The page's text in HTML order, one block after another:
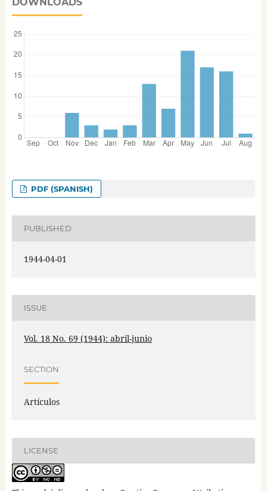
PDF (SPANISH)
PUBLISHED
1944-04-01
ISSUE
Vol. 18 No. 69 (1944): abril-junio
SECTION
Artículos
LICENSE